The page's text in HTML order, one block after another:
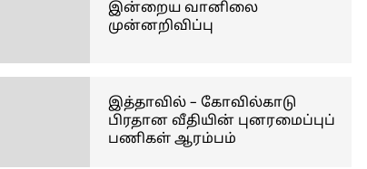
இன்றைய வானிலை
முன்னறிவிப்பு
இத்தாவில் – கோவில்காடு
பிரதான வீதியின் புனரமைப்புப்
பணிகள் ஆரம்பம்